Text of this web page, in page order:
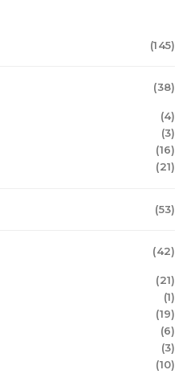
(145)
(38)
(4)
(3)
(16)
(21)
(53)
(42)
(21)
(1)
(19)
(6)
(3)
(10)